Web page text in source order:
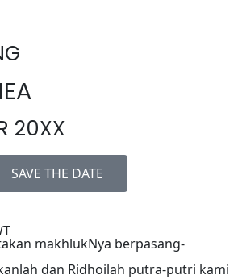
20XX
SAVE THE DATE
makhlukNya berpasang-
dan Ridhoilah putra-putri kami